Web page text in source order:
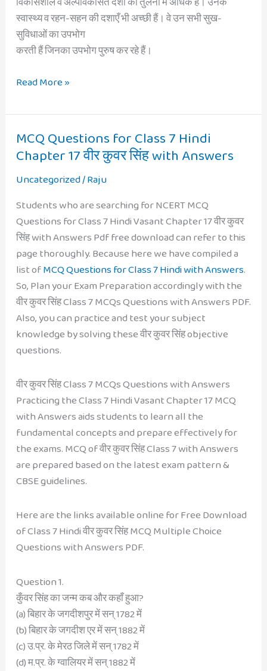
स्वास्थ्य व रहन-सहन की दशाएँ भी अच्छी हैं। वे उन सभी सुख-
सुविधाओं का उपभोग
करती हैं जिनका उपभोग पुरुष कर रहे हैं।
NCERT
for
12
Geography
Fundamentals
Human
Geography
Chapter
3
Population
Composition
(Hindi
Medium)
Read More »
MCQ Questions for Class 7 Hindi
Chapter 17 वीर कुवर सिंह with Answers
Uncategorized/Raju
Students who are searching for NCERT MCQ
Questions for Class 7 Hindi Vasant Chapter 17 वीर कुवर
सिंह with Answers Pdf free download can refer to this
page thoroughly. Because here we have compiled a
list ofMCQ Questions for Class 7 Hindi with Answers.
So, Plan your Exam Preparation accordingly with the
वीर कुवर सिंह Class 7 MCQs Questions with Answers PDF.
Also, you can practice and test your subject
knowledge by solving these वीर कुवर सिंह objective
questions.
वीर कुवर सिंह Class 7 MCQs Questions with Answers
Practicing the Class 7 Hindi Vasant Chapter 17 MCQ
with Answers aids students to learn all the
fundamental concepts and prepare effectively for
the exams. MCQ of वीर कुवर सिंह Class 7 with Answers
are prepared based on the latest exam pattern &
CBSE guidelines.
Here are the links available online for Free Download
of Class 7 Hindi वीर कुवर सिंह MCQ Multiple Choice
Questions with Answers PDF.
Question 1.
कुँवर सिंह का जन्म कब और कहाँ हुआ?
(a) बिहार के जगदीशपुर में सन् 1782 में
(b) बिहार के जगदीश एर में सन् 1882 में
(c) उ.प्र. के मेरठ जिले में सन् 1782 में
(d) म.प्र. के ग्वालियर में सन् 1882 में